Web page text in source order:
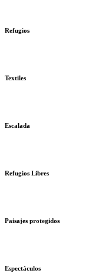
Refugios
Textiles
Escalada
Refugios Libres
Paisajes protegidos
Espectáculos